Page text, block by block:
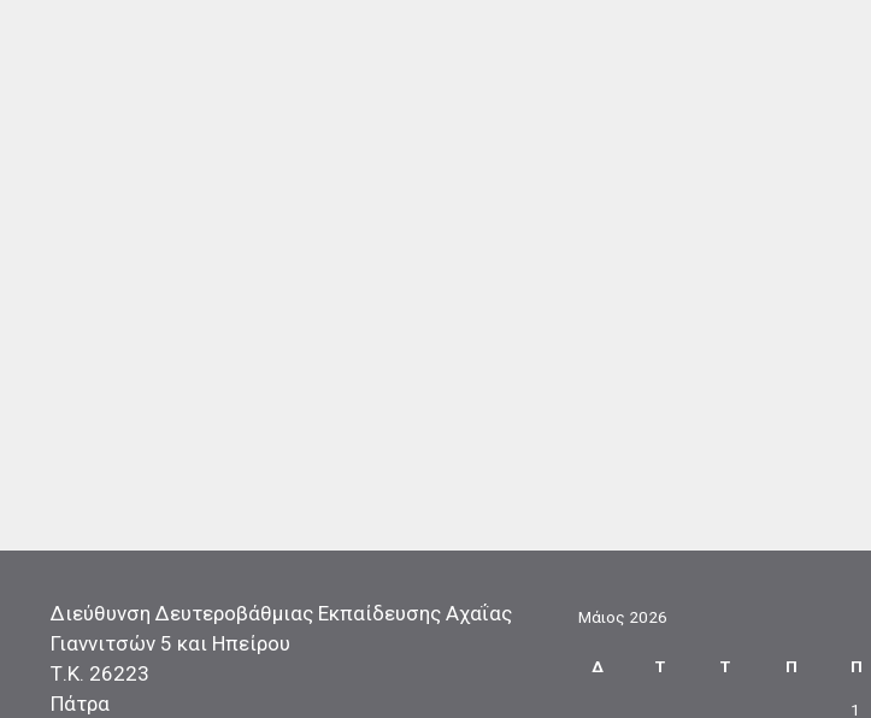
Διεύθυνση Δευτεροβάθμιας Εκπαίδευσης Αχαΐας
Γιαννιτσών 5 και Ηπείρου
Τ.Κ. 26223
Πάτρα
Μάιος 2026
Δ Τ Τ Π Π
1